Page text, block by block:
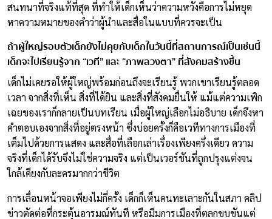
สนทนาที่จริงแท้ที่สุด ที่ทำให้เด็กเห็นว่าความหวังคือการไม่หยุด
หาความหมายของคำว่าผู้นำและสื่อในแบบที่ควรจะเป็น
ถ้าผู้ใหญ่รอบตัวเด็กยังไม่คุยกับเด็กในวันนี้ที่สถานการณ์เป็นเช่นนี้
เด็กจะไปเรียนรู้จาก “เวที” และ “ภาพลวงตา” ที่สังคมสร้างขึ้น
เด็กไม่เคยรอให้ผู้ใหญ่พร้อมก่อนถึงจะเรียนรู้ พวกเขาเรียนรู้ตลอด
เวลา จากสิ่งที่เห็น สิ่งที่ได้ยิน และสิ่งที่สังคมยื่นให้ แม้แต่ความเพิก
เฉยของเราก็กลายเป็นบทเรียน เมื่อผู้ใหญ่เลือกไม่อธิบาย เด็กจึงหา
คำตอบเองจากสิ่งที่อยู่ตรงหน้า ซึ่งบ่อยครั้งก็คือเวทีทางการเมืองที่
เต็มไปด้วยการแสดง และสื่อที่เลือกเล่าเรื่องเพียงครึ่งเดียว ความ
จริงที่เด็กได้รับจึงไม่ใช่ความจริง แต่เป็นเวอร์ชันที่ถูกปรุงแต่งจน
ใกล้เคียงกับละครมากกว่าชีวิต
การเลื่อนหน้าจอเพียงไม่กี่ครั้ง เด็กก็เห็นคนทะเลาะกันในสภา คลิป
ข่าวตัดต่อที่กระตุ้นอารมณ์ทันที หรือมีมการเมืองที่ตลกขบขันแต่